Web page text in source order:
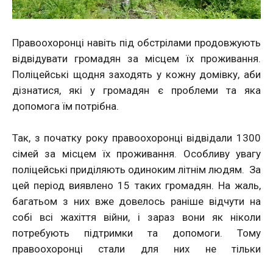
Правоохоронці навіть під обстрілами продовжують
відвідувати громадян за місцем їх проживання.
Поліцейські щодня заходять у кожну домівку, аби
дізнатися, які у громадян є проблеми та яка
допомога їм потрібна.
Так, з початку року правоохоронці відвідали 1300
сімей за місцем їх проживання. Особливу увагу
поліцейські приділяють одиноким літнім людям. За
цей період виявлено 15 таких громадян. На жаль,
багатьом з них вже довелось раніше відчути на
собі всі жахіття війни, і зараз вони як ніколи
потребують підтримки та допомоги. Тому
правоохоронці стали для них не тільки